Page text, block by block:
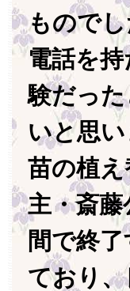
もので
電話を
験だっ
いと思
苗の植
主・斎
間で終
ており